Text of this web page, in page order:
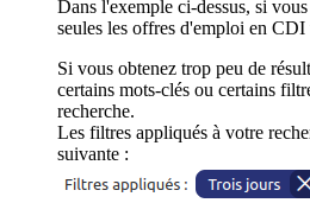
Dans l'exemple ci-dessus, si
seules les offres d'emploi en CDI
Si vous obtenez trop peu de
certains mots-clés ou certains
recherche.
Les filtres appliqués à votre
suivante :